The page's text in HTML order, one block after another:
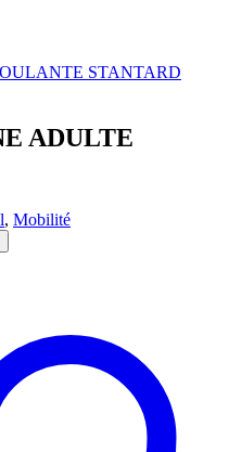
STANTARD
ADULTE
, Mobilité